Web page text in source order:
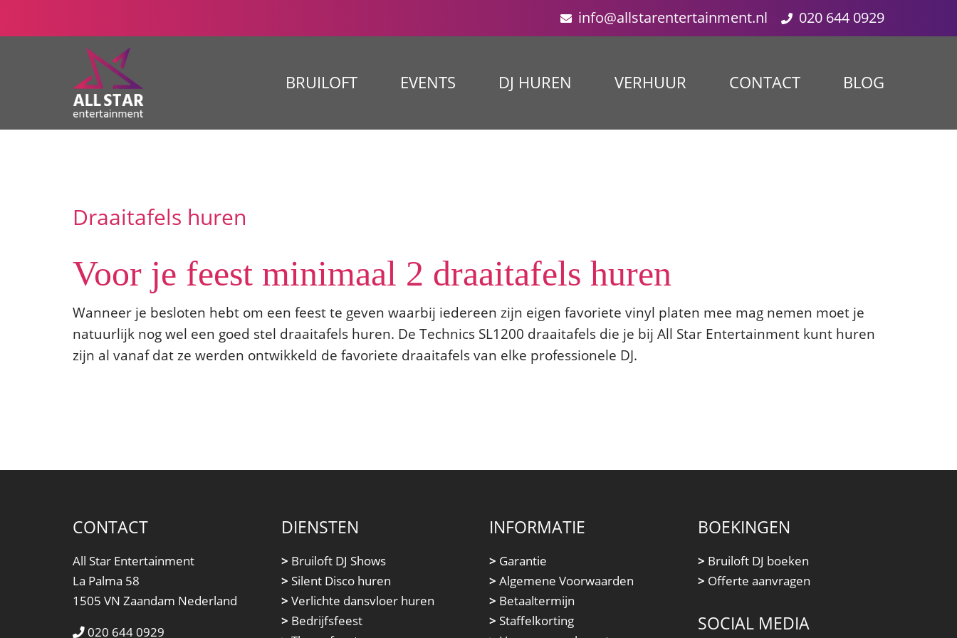
info@allstarentertainment.nl 020 644 0929
BRUILOFT EVENTS DJ HUREN VERHUUR CONTACT BLOG
Draaitafels huren
Voor je feest minimaal 2 draaitafels huren
Wanneer je besloten hebt om een feest te geven waarbij iedereen zijn eigen favoriete vinyl platen mee mag nemen moet je
natuurlijk nog wel een goed stel draaitafels huren. De Technics SL1200 draaitafels die je bij All Star Entertainment kunt huren
zijn al vanaf dat ze werden ontwikkeld de favoriete draaitafels van elke professionele DJ.
CONTACT
All Star Entertainment
La Palma 58
1505 VN Zaandam Nederland
020 644 0929
DIENSTEN
> Bruiloft DJ Shows
> Silent Disco huren
> Verlichte dansvloer huren
> Bedrijfsfeest
INFORMATIE
> Garantie
> Algemene Voorwaarden
> Betaaltermijn
> Staffelkorting
BOEKINGEN
> Bruiloft DJ boeken
> Offerte aanvragen
SOCIAL MEDIA